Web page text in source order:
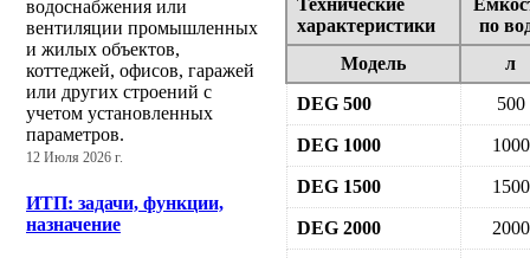
водоснабжения или
вентиляции промышленных
и жилых объектов,
коттеджей, офисов, гаражей
или других строений с
учетом установленных
параметров.
12 Июля 2026 г.
ИТП: задачи, функции,
назначение
Технические
характеристики
по
Модель
л
DEG 500
500
DEG 1000 1000
DEG 1500 1500
DEG 2000 2000